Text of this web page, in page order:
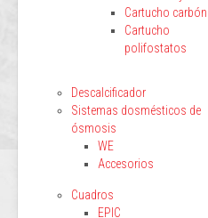
Cartucho carbón
Cartucho
polifostatos
Descalcificador
Sistemas dosmésticos de
ósmosis
WE
Accesorios
Cuadros
EPIC